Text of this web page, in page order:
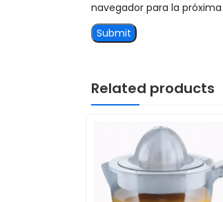
navegador para la
Related products